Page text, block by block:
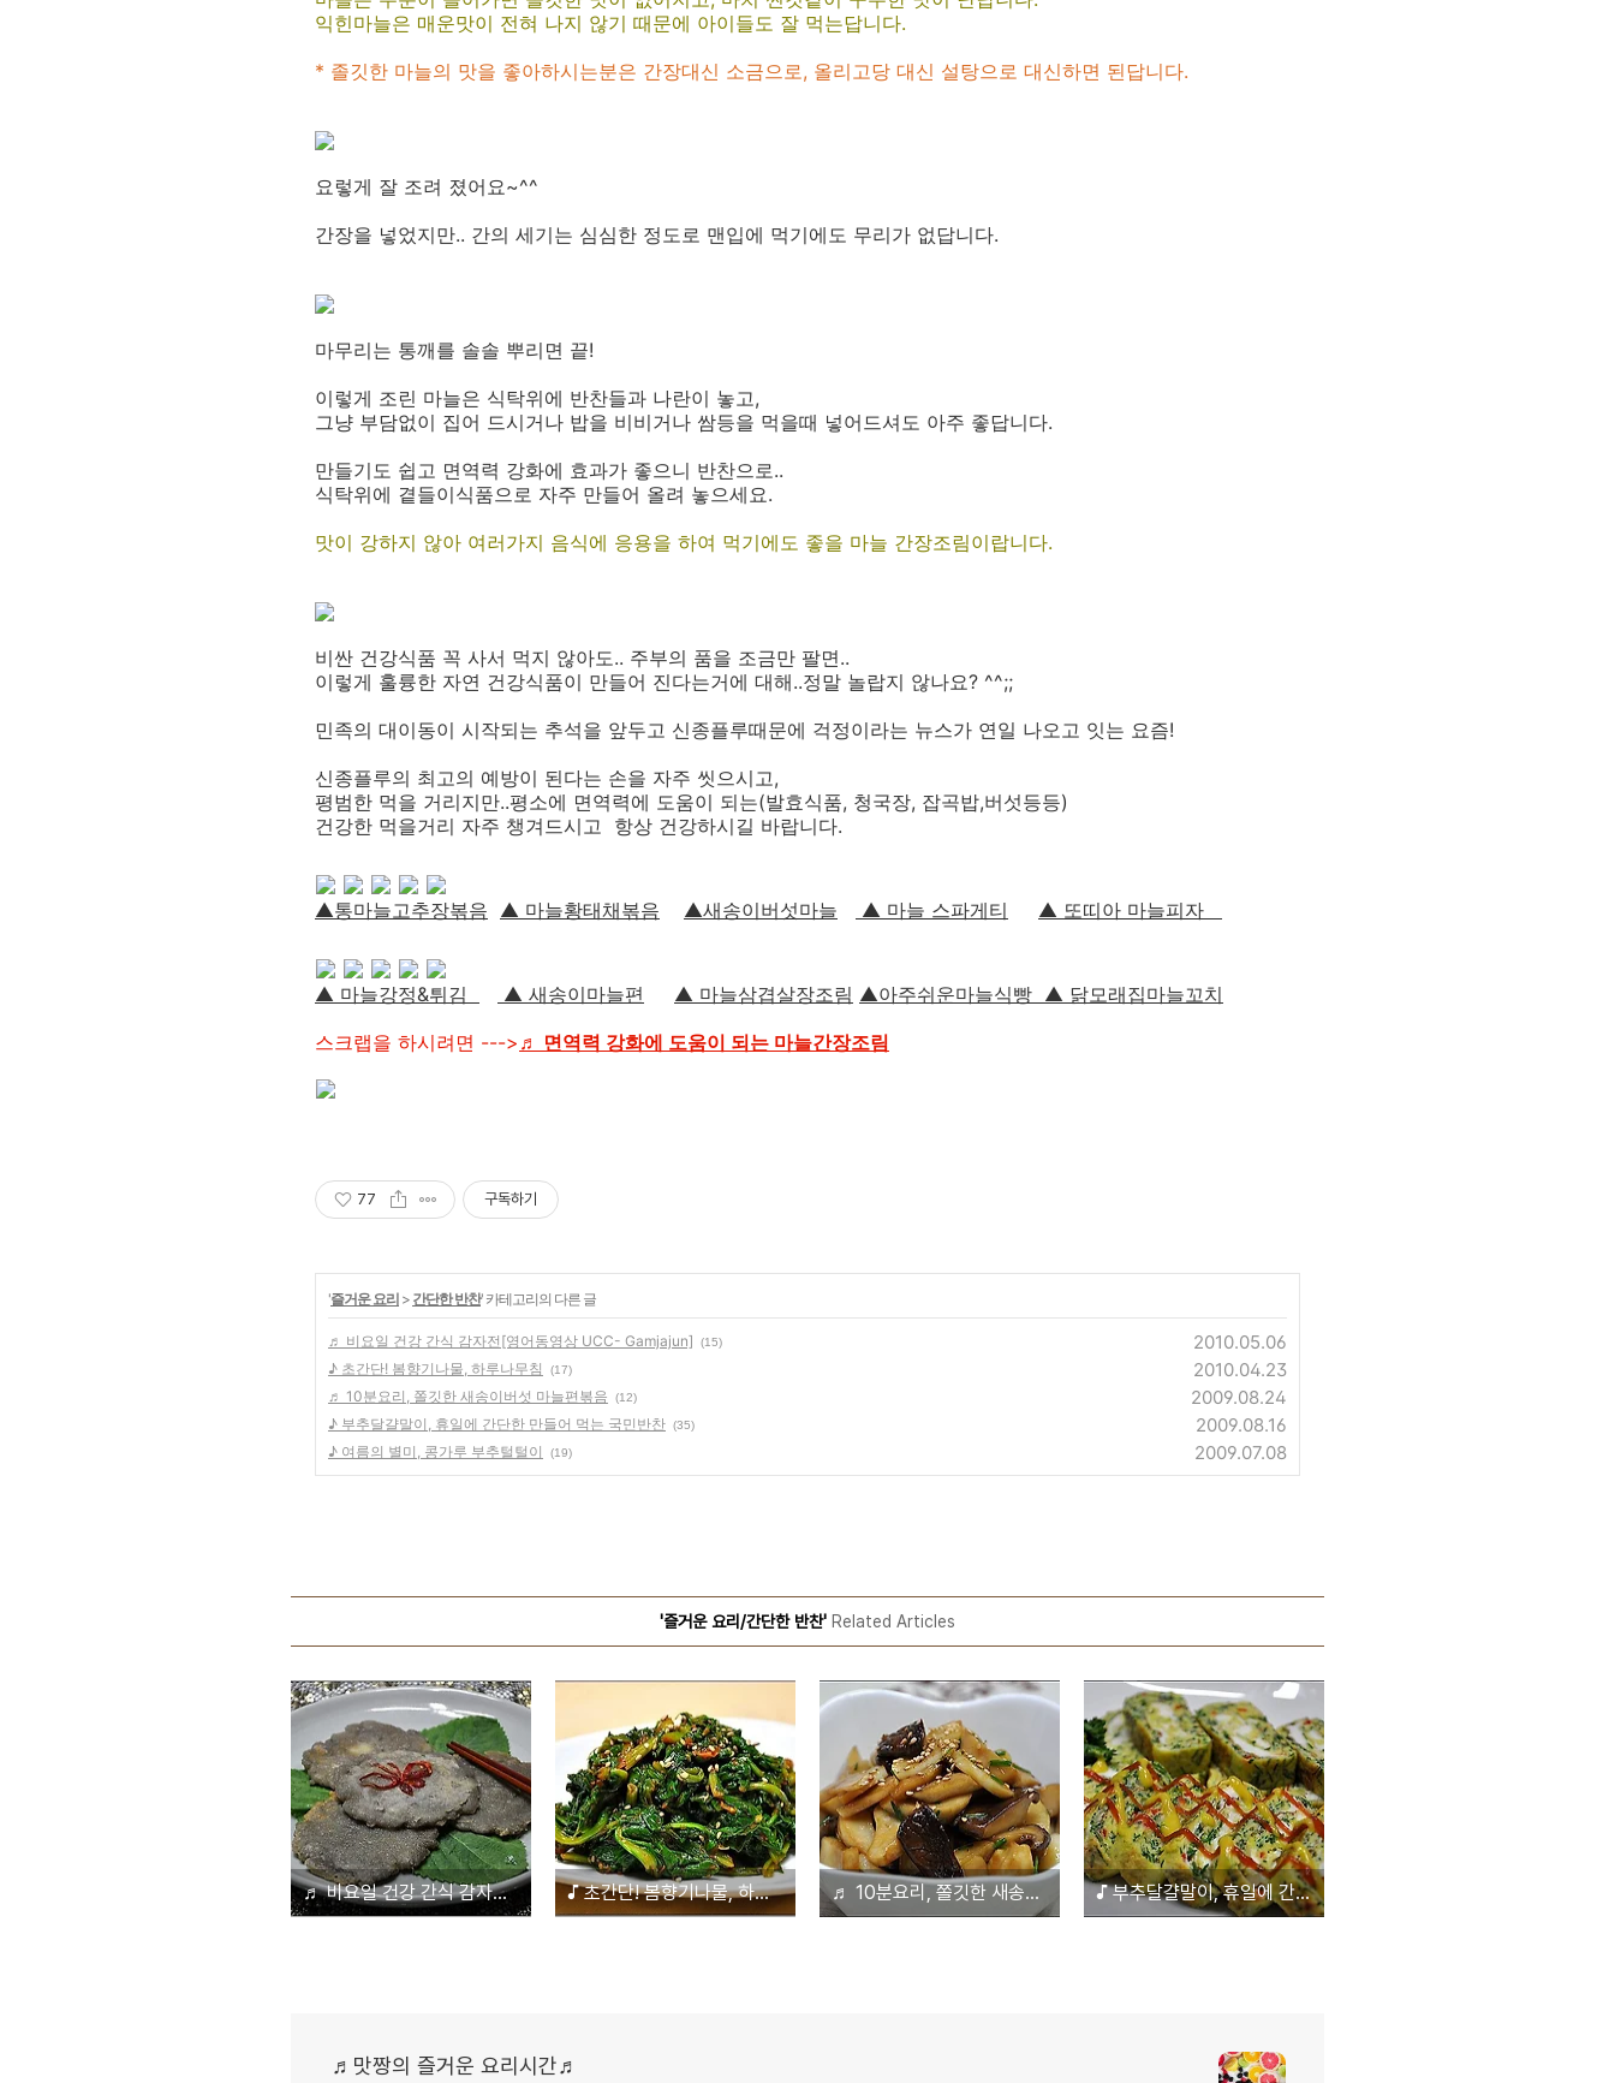
익힌마늘은 매운맛이 전혀 나지 않기 때문에 아이들도 잘 먹는답니다.
* 졸깃한 마늘의 맛을 좋아하시는분은 간장대신 소금으로, 올리고당 대신 설탕으로 대신하면 된답니다.
요렇게 잘 조려 졌어요~^^
간장을 넣었지만.. 간의 세기는 심심한 정도로 맨입에 먹기에도 무리가 없답니다.
마무리는 통깨를 솔솔 뿌리면 끝!
이렇게 조린 마늘은 식탁위에 반찬들과 나란이 놓고,
그냥 부담없이 집어 드시거나 밥을 비비거나 쌈등을 먹을때 넣어드셔도 아주 좋답니다.
만들기도 쉽고 면역력 강화에 효과가 좋으니 반찬으로..
식탁위에 곁들이식품으로 자주 만들어 올려 놓으세요.
맛이 강하지 않아 여러가지 음식에 응용을 하여 먹기에도 좋을 마늘 간장조림이랍니다.
비싼 건강식품 꼭 사서 먹지 않아도.. 주부의 품을 조금만 팔면..
이렇게 훌륭한 자연 건강식품이 만들어 진다는거에 대해..정말 놀랍지 않나요? ^^;;
민족의 대이동이 시작되는 추석을 앞두고 신종플루때문에 걱정이라는 뉴스가 연일 나오고 잇는 요즘!
신종플루의 최고의 예방이 된다는 손을 자주 씻으시고,
평범한 먹을 거리지만..평소에 면역력에 도움이 되는(발효식품, 청국장, 잡곡밥,버섯등등)
건강한 먹을거리 자주 챙겨드시고 항상 건강하시길 바랍니다.
▲통마늘고추장볶음 ▲ 마늘황태채볶음 ▲새송이버섯마늘 ▲ 마늘 스파게티 ▲ 또띠아 마늘피자
▲ 마늘강정&튀김 ▲ 새송이마늘편 ▲ 마늘삼겹살장조림 ▲아주쉬운마늘식빵 ▲ 닭모래집마늘꼬치
스크랩을 하시려면 ---> ♬ 면역력 강화에 도움이 되는 마늘간장조림
77 구독하기
'즐거운 요리 > 간단한 반찬' 카테고리의 다른 글
♬ 비요일 건강 간식 감자전[영어동영상 UCC- Gamjajun] (15) 2010.05.06
♪ 초간단! 봄향기나물, 하루나무침 (17) 2010.04.23
♬ 10분요리, 쫄깃한 새송이버섯 마늘편볶음 (12) 2009.08.24
♪ 부추달걀말이, 휴일에 간단한 만들어 먹는 국민반찬 (35) 2009.08.16
♪ 여름의 별미, 콩가루 부추털털이 (19) 2009.07.08
'즐거운 요리/간단한 반찬' Related Articles
♬ 비요일 건강 간식 감자전[영어동영상 UCC- Gamjajun] ♪ 초간단! 봄향기나물, 하루나무침 ♬ 10분요리, 쫄깃한 새송이버섯 마늘편볶음 ♪ 부추달걀말이, 휴일에 간단한 만들어 먹는 국민반찬
♬맛짱의 즐거운 요리시간♬